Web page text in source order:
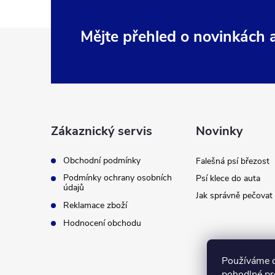
Používáme
Mějte přehled o novinkách
Zákaznický servis
Obchodní podmínky
Podmínky ochrany osobních
údajů
Reklamace zboží
Hodnocení obchodu
Novinky
Falešná psí březost
Psí klece do auta
Jak správně